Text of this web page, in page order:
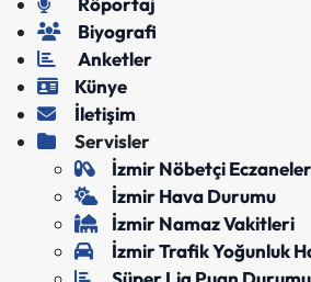
Biyografi
Anketler
Künye
İletişim
Servisler
İzmir Nöbetçi Eczaneler
İzmir Hava Durumu
İzmir Namaz Vakitleri
İzmir Trafik Yoğunluk